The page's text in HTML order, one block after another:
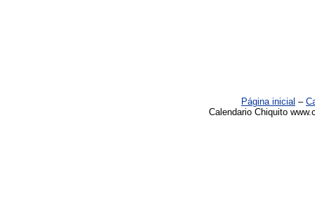
Página inicial –
Calendario Chiquito